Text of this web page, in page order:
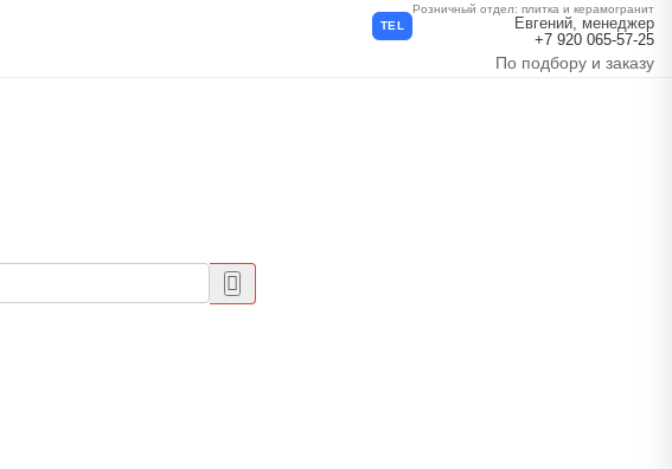
TEL
Розничный отдел: плитка и керамогранит
Евгений, менеджер
+7 920 065-57-25
По подбору и заказу